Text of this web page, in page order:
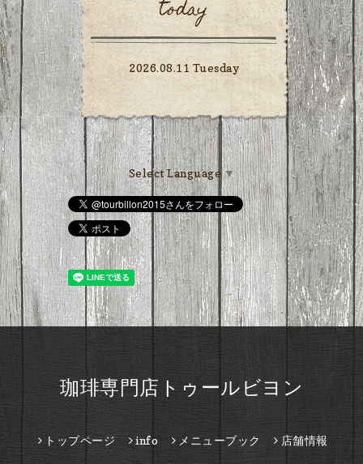
today
2026.08.11 Tuesday
Select Language ▼
珈琲専門店トゥールビヨン
トップページ info メニューブック 店舗情報